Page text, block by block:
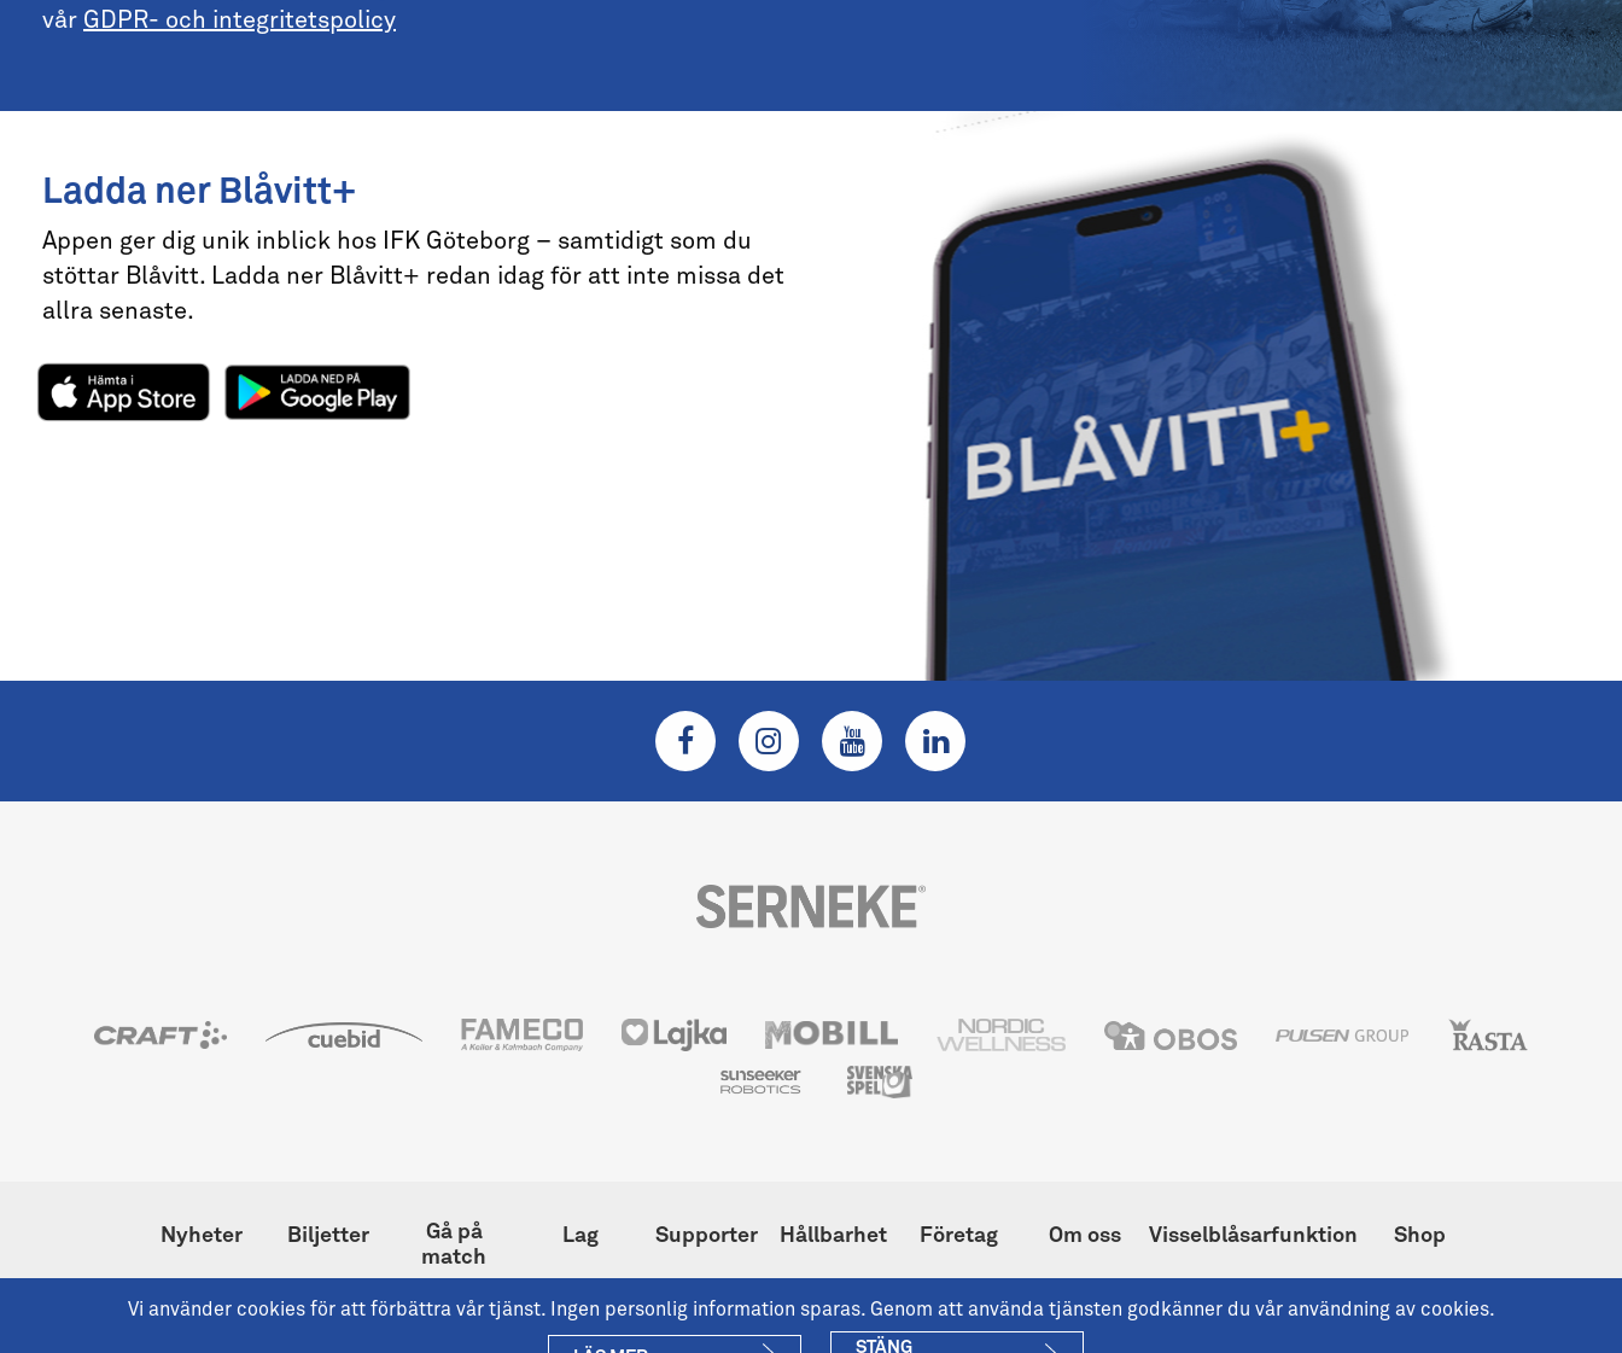
vår GDPR- och integritetspolicy
Ladda ner Blåvitt+
Appen ger dig unik inblick hos IFK Göteborg – samtidigt som du
stöttar Blåvitt. Ladda ner Blåvitt+ redan idag för att inte missa det
allra senaste.
Nyheter Biljetter
Gå på
match
Lag Supporter Hållbarhet Företag Om oss Visselblåsarfunktion Shop
Vi använder cookies för att förbättra vår tjänst. Ingen personlig information sparas. Genom att använda tjänsten godkänner du vår användning av cookies.
STÄNG